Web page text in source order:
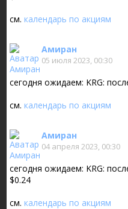
см.календарь по акциям
Амиран
05 июля 2023, 00:30
сегодня ожидаем: KRG:
см.календарь по акциям
Амиран
04 апреля 2023, 00:30
сегодня ожидаем: KRG:
$0.24
см.календарь по акциям